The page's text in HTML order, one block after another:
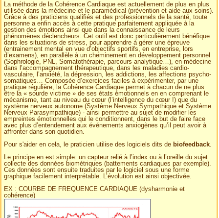
La méthode de la Cohérence Cardiaque est actuellement de plus en plus
utilisée dans la médecine et le paramédical (prévention et aide aux soins).
Grâce à des praticiens qualifiés et des professionnels de la santé, toute
personne a enfin accès à cette pratique parfaitement appliquée à la
gestion des émotions ainsi que dans la connaissance de leurs
phénomènes déclencheurs. Cet outil est donc particulièrement bénéfique
dans les situations de stress, pour apprendre à gérer une épreuve
(entrainement mental en vue d’objectifs sportifs, en entreprise, lors
d’examens), en parallèle à un cheminement en développement personnel
(Sophrologie, PNL, Somatothérapie, parcours analytique…), en médecine
dans l’accompagnement thérapeutique, dans les maladies cardio-
vasculaire, l’anxiété, la dépression, les addictions, les affections psycho-
somatiques… Composée d’exercices faciles à expérimenter, par une
pratique régulière, la Cohérence Cardiaque permet à chacun de ne plus
être la « sourde victime » de ses états émotionnels en en comprenant le
mécanisme, tant au niveau du cœur (l’intelligence du cœur !) que du
système nerveux autonome (Système Nerveux Sympathique et Système
Nerveux Parasympathique) - ainsi permettre au sujet de modifier les
empreintes émotionnelles qui le conditionnent, dans le but de faire face
avec plus d’entendement aux événements anxiogènes qu’il peut avoir à
affronter dans son quotidien.
Pour s'aider en cela, le praticien utilise des logiciels dits de biofeedback.
Le principe en est simple: un capteur relié à l’index ou à l’oreille du sujet
collecte des données biométriques (battements cardiaques par exemple).
Ces données sont ensuite traduites par le logiciel sous une forme
graphique facilement interprétable. L’évolution est ainsi objectivée.
EX : COURBE DE FREQUENCE CARDIAQUE (dysharmonie et
cohérence)